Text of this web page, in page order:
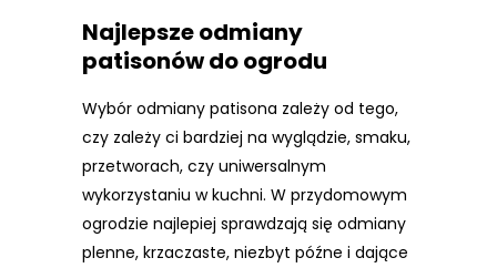
Najlepsze odmiany
patisonów do ogrodu
Wybór odmiany patisona zależy od tego,
czy zależy ci bardziej na wyglądzie, smaku,
przetworach, czy uniwersalnym
wykorzystaniu w kuchni. W przydomowym
ogrodzie najlepiej sprawdzają się odmiany
plenne, krzaczaste, niezbyt późne i dające